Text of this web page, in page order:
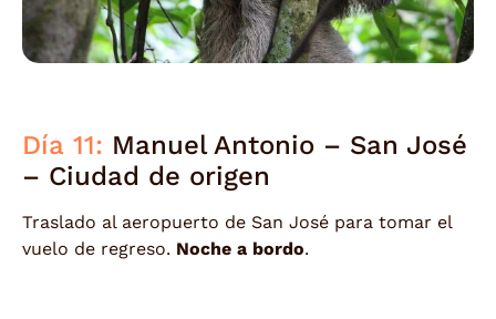
Día 11: Manuel Antonio – San José
– Ciudad de origen
Traslado al aeropuerto de San José para tomar el
vuelo de regreso. Noche a bordo.